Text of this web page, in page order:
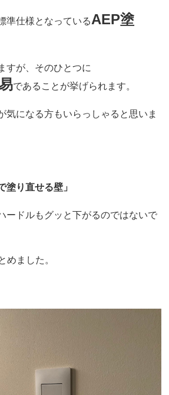
準仕様となっているAEP塗
すが、そのひとつに
であることが挙げられます。
気になる方もいらっしゃると思いま
塗り直せる壁」
ードルもグッと下がるのではないで
めました。